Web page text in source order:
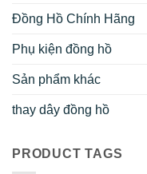
Đồng Hồ Chính Hãng
Phụ kiện đồng hồ
Sản phẩm khác
thay dây đồng hồ
PRODUCT TAGS